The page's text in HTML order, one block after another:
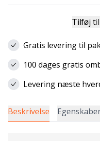
Tilføj
Gratis levering til
100 dages gratis
Levering næste
Beskrivelse